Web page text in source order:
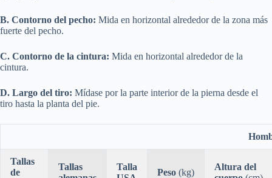
B. Contorno del pecho: Mida en horizontal alrededor de la zona más
fuerte del pecho.
C. Contorno de la cintura: Mida en horizontal alrededor de la
cintura.
D. Largo del tiro: Mídase por la parte interior de la pierna desde el
tiro hasta la planta del pie.
Tallas
de
Tallas
Talla
Peso (kg)
Altura del